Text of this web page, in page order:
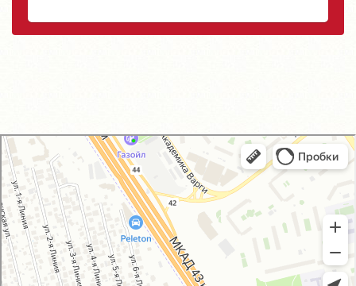
GM-City&VAG-Repair
Автосервис, автотехцентр в Москве
Магазин автозапчастей и автотоваров в Москве